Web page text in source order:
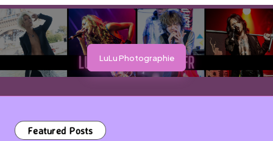
LuLu Photographie
Featured Posts